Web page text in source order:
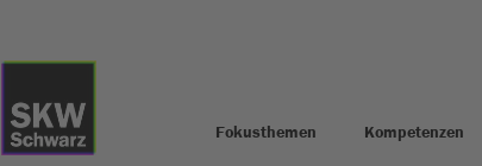
Fokusthemen Kompetenzen